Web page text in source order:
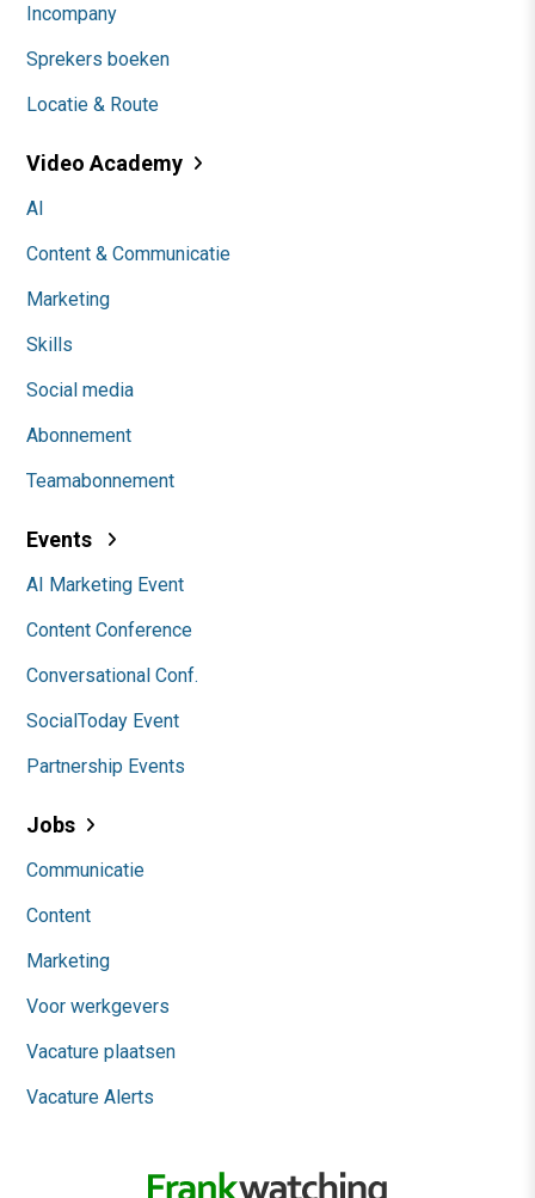
Incompany
Sprekers boeken
Locatie & Route
Video Academy
AI
Content & Communicatie
Marketing
Skills
Social media
Abonnement
Teamabonnement
Events
AI Marketing Event
Content Conference
Conversational Conf.
SocialToday Event
Partnership Events
Jobs
Communicatie
Content
Marketing
Voor werkgevers
Vacature plaatsen
Vacature Alerts